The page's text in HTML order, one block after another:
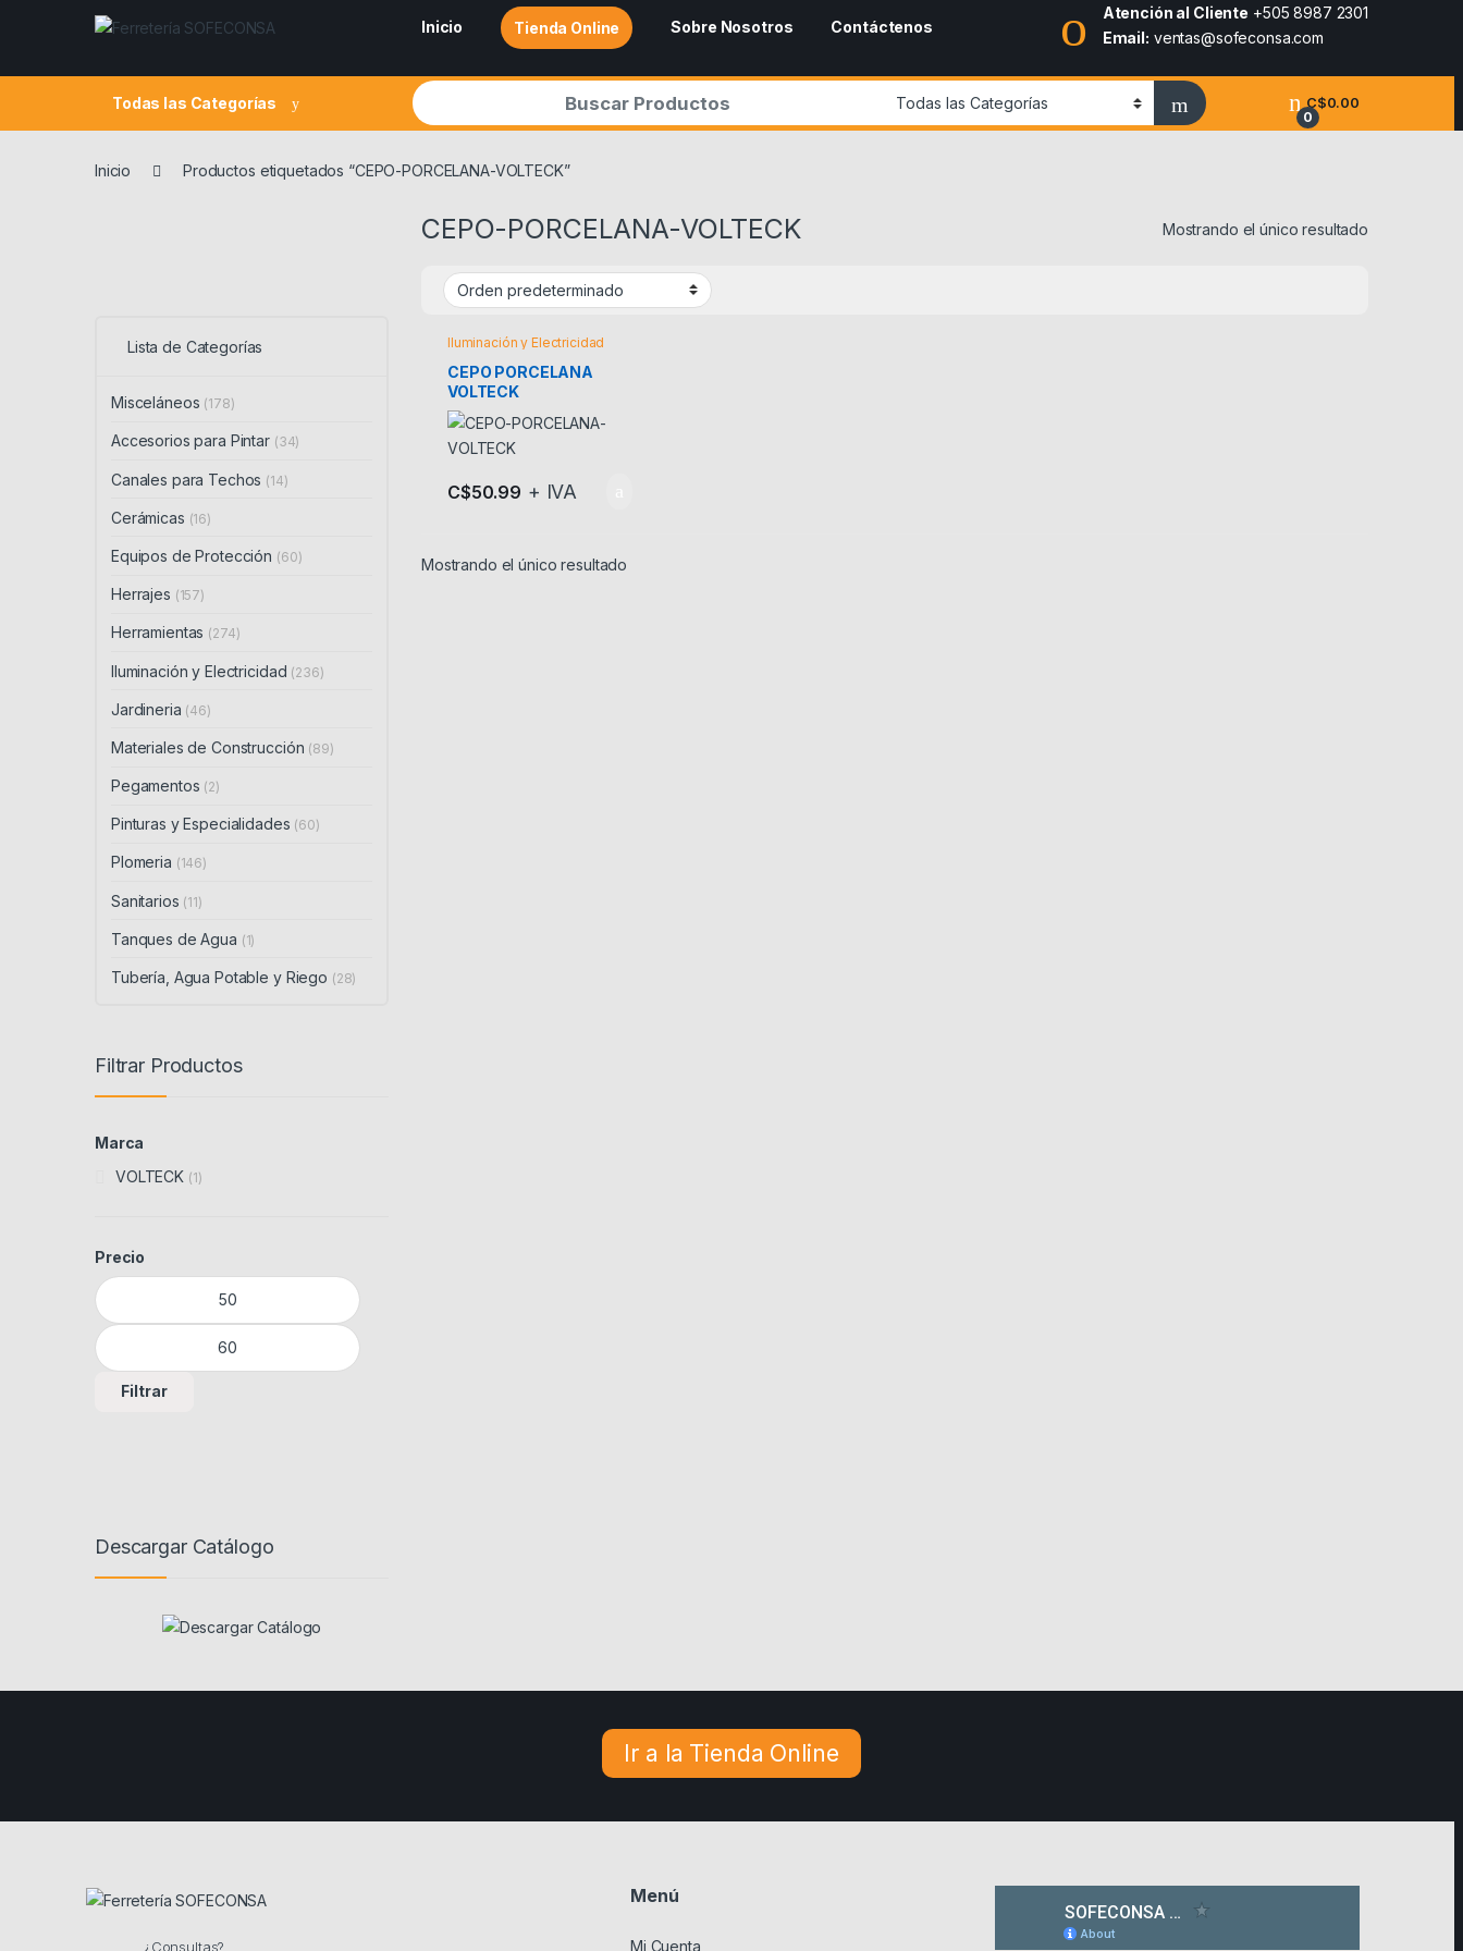
Skip to navigation
Skip to content
Inicio
Tienda Online Sobre Nosotros Contáctenos
Atención al Cliente +505 8987 2301
Email: ventas@sofeconsa.com
Todas las Categorías
Search for:
0
C$0.00
Inicio Productos etiquetados “CEPO-PORCELANA-VOLTECK”
CEPO-PORCELANA-VOLTECK Mostrando el único resultado
Iluminación y Electricidad
CEPO PORCELANA
VOLTECK
C$50.99 + IVA
Mostrando el único resultado
Lista de Categorías
Misceláneos (178)
Accesorios para Pintar (34)
Canales para Techos (14)
Cerámicas (16)
Equipos de Protección (60)
Herrajes (157)
Herramientas (274)
Iluminación y Electricidad (236)
Jardineria (46)
Materiales de Construcción (89)
Pegamentos (2)
Pinturas y Especialidades (60)
Plomeria (146)
Sanitarios (11)
Tanques de Agua (1)
Tubería, Agua Potable y Riego (28)
Filtrar Productos
Marca
VOLTECK (1)
Precio
Precio mínimo
Precio máximo
Filtrar
Descargar Catálogo
Ir a la Tienda Online
¿Consultas?
Menú
Mi Cuenta